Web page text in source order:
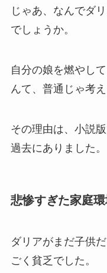
じゃあ、なんでダ
でしょうか。
自分の娘を燃やし
んて、普通じゃ考
その理由は、小説
過去にありました。
悲惨すぎた家庭
ダリアがまだ子供
ごく貧乏でした。